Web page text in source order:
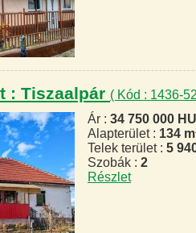
: Tiszaalpár ( Kód : 1436-
Ár : 34 750 000
Alapterület : 134
Telek terület : 5
Szobák : 2
Részlet